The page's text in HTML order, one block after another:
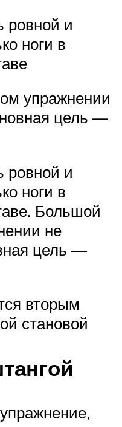
ровной и
ноги в
упражнении
цель —
ровной и
ноги в
Большой
не
цель —
вторым
становой